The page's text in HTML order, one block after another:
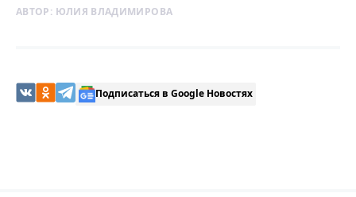
АВТОР: ЮЛИЯ ВЛАДИМИРОВА
Подписаться в Google Новостях